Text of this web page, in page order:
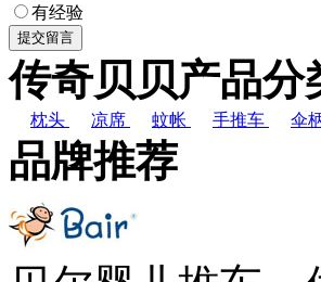
有经验
传奇贝贝产品分
枕头 凉席 蚊帐 手推车 伞
品牌推荐